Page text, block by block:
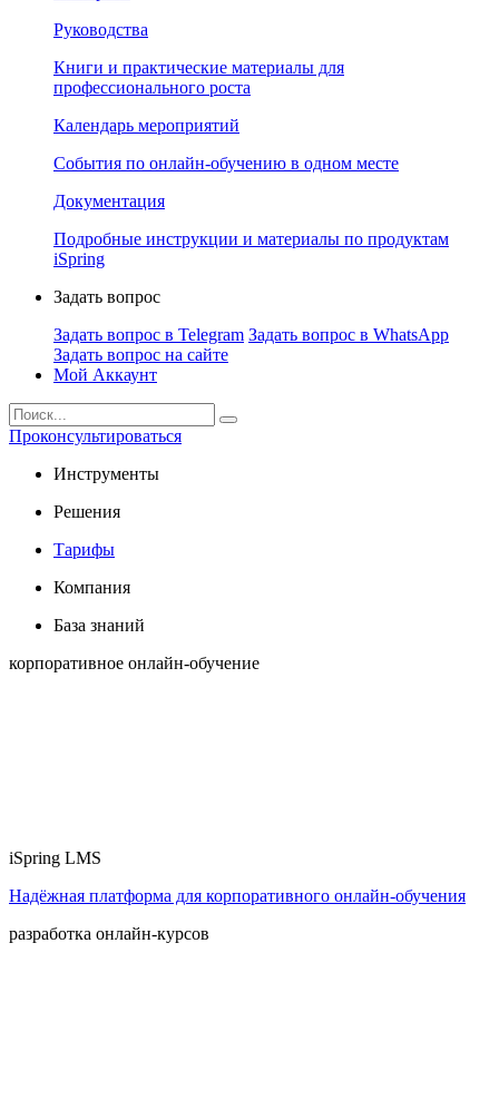
Руководства
Книги и практические материалы для
профессионального роста
Календарь мероприятий
События по онлайн-обучению в одном месте
Документация
Подробные инструкции и материалы по продуктам
iSpring
Задать вопрос
Задать вопрос в Telegram Задать вопрос в WhatsApp
Задать вопрос на сайте
Мой Аккаунт
Проконсультироваться
Инструменты
Решения
Тарифы
Компания
База знаний
корпоративное онлайн-обучение
iSpring LMS
Надёжная платформа для корпоративного онлайн‑обучения
разработка онлайн-курсов